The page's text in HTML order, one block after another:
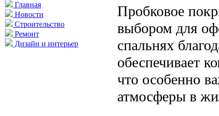
Главная
Новости
Строительство
Ремонт
Дизайн и интерьер
Пробковое
выбором для
спальнях
обеспечивает
что особенно
атмосферы в